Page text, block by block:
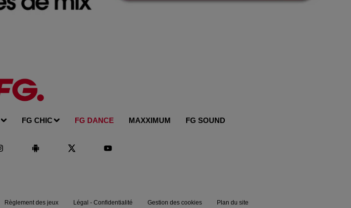
FG CHIC FG DANCE MAXXIMUM FG SOUND
Règlement des jeux Légal - Confidentialité Gestion des cookies Plan du site